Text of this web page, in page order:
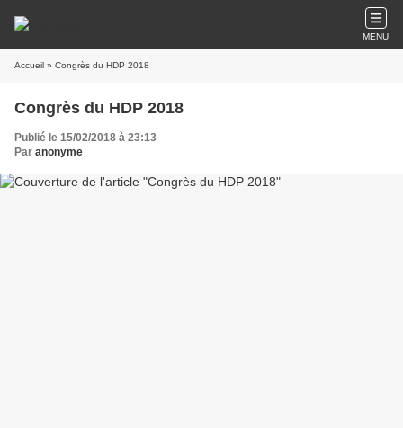
MENU
Accueil » Congrès du HDP 2018
Congrès du HDP 2018
Publié le 15/02/2018 à 23:13
Par anonyme